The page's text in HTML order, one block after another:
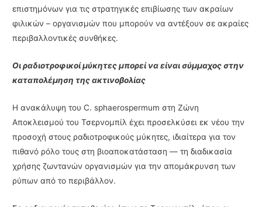
επιστημόνων για τις στρατηγικές επιβίωσης των ακραίων
φιλικών – οργανισμών που μπορούν να αντέξουν σε ακραίες
περιβαλλοντικές συνθήκες.
Οι ραδιοτροφικοί μύκητες μπορεί να είναι σύμμαχος στην
καταπολέμηση της ακτινοβολίας
Η ανακάλυψη του C. sphaerospermum στη Ζώνη
Αποκλεισμού του Τσερνομπίλ έχει προσελκύσει εκ νέου την
προσοχή στους ραδιοτροφικούς μύκητες, ιδιαίτερα για τον
πιθανό ρόλο τους στη βιοαποκατάσταση — τη διαδικασία
χρήσης ζωντανών οργανισμών για την απομάκρυνση των
ρύπων από το περιβάλλον.